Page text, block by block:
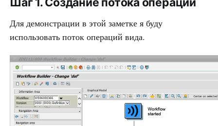
Для демонстрации в этой заметке я буду
использовать поток операций вида.